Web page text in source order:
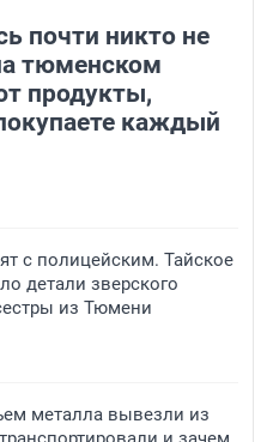
почти никто не
тюменском
продукты,
каждый
с полицейским. Тайское
детали зверского
из Тюмени
металла вывезли из